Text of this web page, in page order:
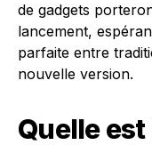
de gadgets
lancement,
parfaite entre
nouvelle version.
Quelle